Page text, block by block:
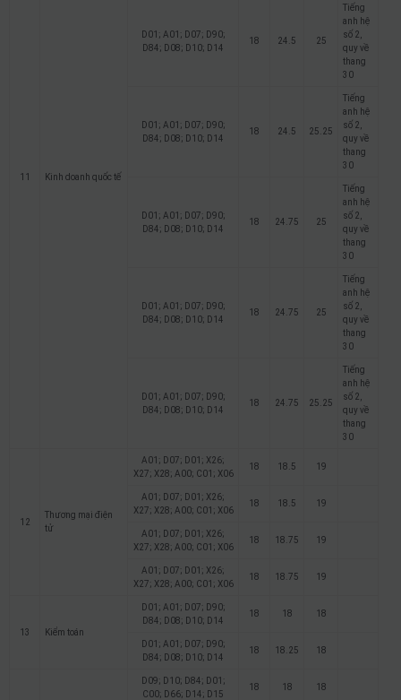
11 Kinh doanh quốc tế
D01; A01; D07; D90;
D84; D08; D10; D14
18 24.5 25
Tiếng
anh hệ
số 2,
quy về
thang
30
D01; A01; D07; D90;
D84; D08; D10; D14
18 24.5 25.25
Tiếng
anh hệ
số 2,
quy về
thang
30
D01; A01; D07; D90;
D84; D08; D10; D14
18 24.75 25
Tiếng
anh hệ
số 2,
quy về
thang
30
D01; A01; D07; D90;
D84; D08; D10; D14
18 24.75 25
Tiếng
anh hệ
số 2,
quy về
thang
30
D01; A01; D07; D90;
D84; D08; D10; D14
18 24.75 25.25
Tiếng
anh hệ
số 2,
quy về
thang
30
12
Thương mại điện
tử
A01; D07; D01; X26;
X27; X28; A00; C01; X06
18 18.5 19
A01; D07; D01; X26;
X27; X28; A00; C01; X06
18 18.5 19
A01; D07; D01; X26;
X27; X28; A00; C01; X06
18 18.75 19
A01; D07; D01; X26;
X27; X28; A00; C01; X06
18 18.75 19
13 Kiểm toán
D01; A01; D07; D90;
D84; D08; D10; D14
18 18 18
D01; A01; D07; D90;
D84; D08; D10; D14
18 18.25 18
D09; D10; D84; D01;
C00; D66; D14; D15
18 18 18